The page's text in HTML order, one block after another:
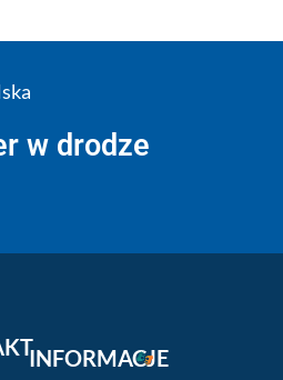
w drodze
INFORMACJE